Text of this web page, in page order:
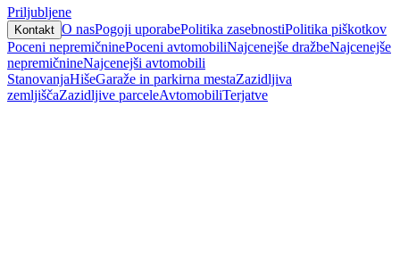
Priljubljene
Kontakt O nasPogoji uporabePolitika zasebnostiPolitika piškotkov
Poceni nepremičninePoceni avtomobiliNajcenejše dražbeNajcenejše
nepremičnineNajcenejši avtomobili
StanovanjaHišeGaraže in parkirna mestaZazidljiva
zemljiščaZazidljive parceleAvtomobiliTerjatve